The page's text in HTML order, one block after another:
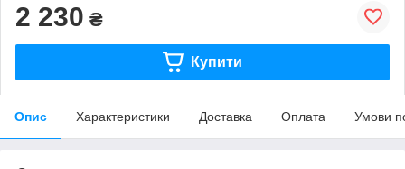
2 230 ₴
Купити
Опис Характеристики Доставка Оплата Умови